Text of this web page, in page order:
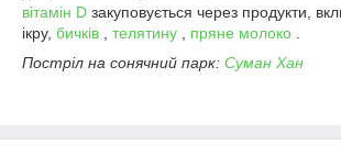
вітамін D закуповується через продукти,
ікру, бичків телятину пряне молоко
Постріл на сонячний парк: Суман Хан